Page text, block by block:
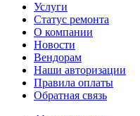
Услуги
Статус ремонта
О компании
Новости
Вендорам
Наши авторизации
Правила оплаты
Обратная связь